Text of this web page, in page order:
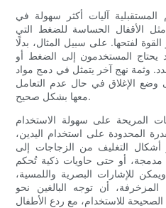
آليات أكثر سهولة في
الأقفال الحساسة للضغط التي
لفتحها. على سبيل المثال، بدلًا
يحتاج المستخدمون إلى الضغط أو
وثمة نهج آخر يتمثل في دمج مواد
وضع الإغلاق في حال عدم التعامل
معها بشكل صحيح.
المريحة على سهولة الاستخدام
المحدودة على استخدام اليدين،
أشكال التغليف من الزجاجات إلى
أو حتى حاويات ذكية تُحكم
للإشارات البصرية واللمسية،
أن توجه البالغين نحو